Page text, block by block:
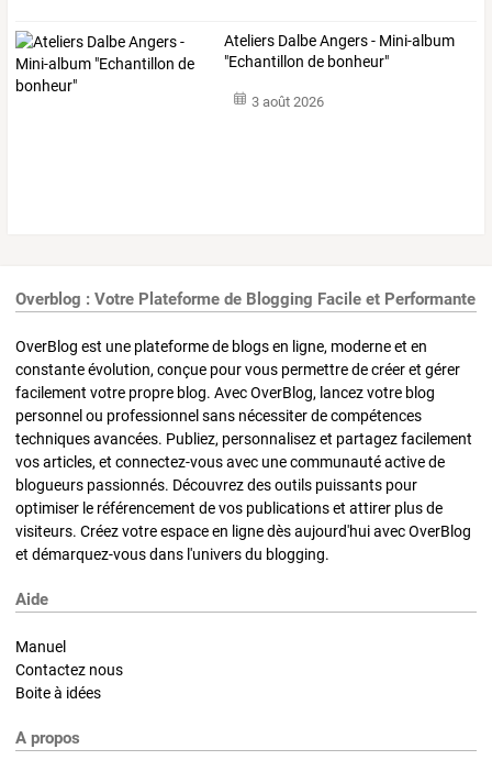
Ateliers Dalbe Angers - Mini-album
"Echantillon de bonheur"
3 août 2026
Overblog : Votre Plateforme de Blogging Facile et Performante
OverBlog est une plateforme de blogs en ligne, moderne et en
constante évolution, conçue pour vous permettre de créer et gérer
facilement votre propre blog. Avec OverBlog, lancez votre blog
personnel ou professionnel sans nécessiter de compétences
techniques avancées. Publiez, personnalisez et partagez facilement
vos articles, et connectez-vous avec une communauté active de
blogueurs passionnés. Découvrez des outils puissants pour
optimiser le référencement de vos publications et attirer plus de
visiteurs. Créez votre espace en ligne dès aujourd'hui avec OverBlog
et démarquez-vous dans l'univers du blogging.
Aide
Manuel
Contactez nous
Boite à idées
A propos